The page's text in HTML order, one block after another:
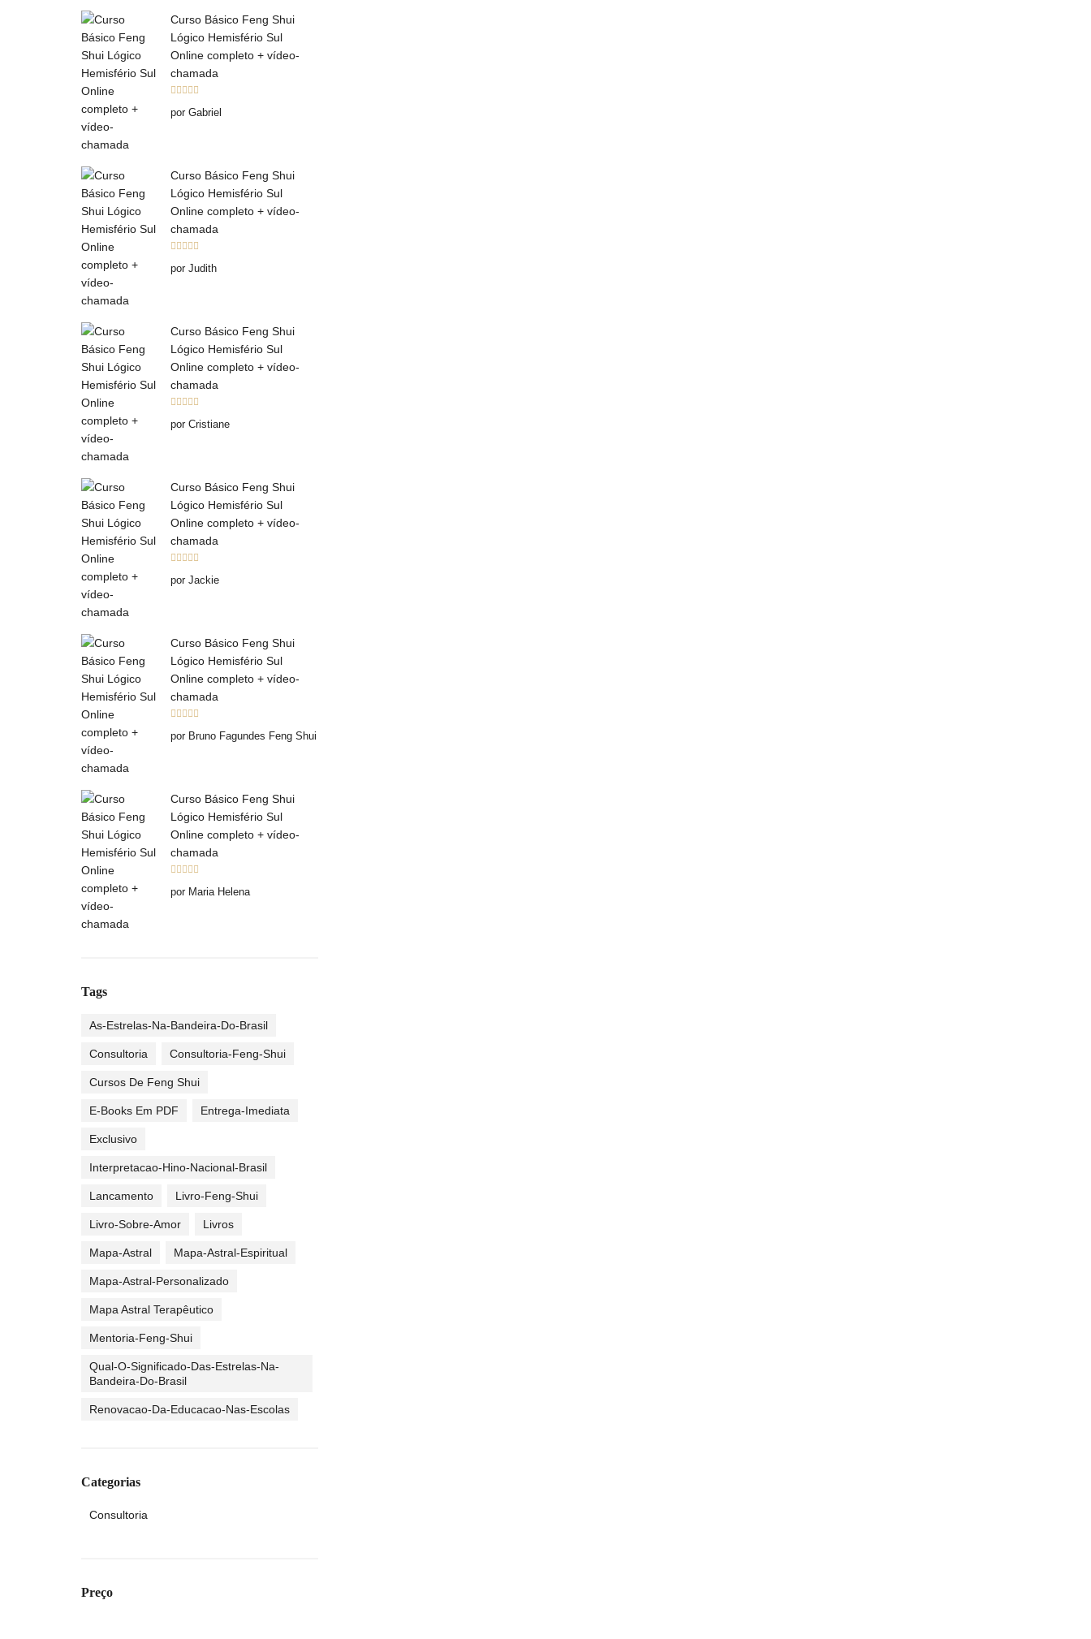
Curso Básico Feng Shui
Lógico Hemisfério Sul
Online completo + vídeo-
chamada
de 5
por Gabriel
Curso Básico Feng Shui
Lógico Hemisfério Sul
Online completo + vídeo-
chamada
de 5
por Judith
Curso Básico Feng Shui
Lógico Hemisfério Sul
Online completo + vídeo-
chamada
de 5
por Cristiane
Curso Básico Feng Shui
Lógico Hemisfério Sul
Online completo + vídeo-
chamada
de 5
por Jackie
Curso Básico Feng Shui
Lógico Hemisfério Sul
Online completo + vídeo-
chamada
de 5
por Bruno Fagundes Feng Shui
Curso Básico Feng Shui
Lógico Hemisfério Sul
Online completo + vídeo-
chamada
de 5
por Maria Helena
Tags
As-Estrelas-Na-Bandeira-Do-Brasil
Consultoria Consultoria-Feng-Shui
Cursos De Feng Shui
E-Books Em PDF Entrega-Imediata
Exclusivo
Interpretacao-Hino-Nacional-Brasil
Lancamento Livro-Feng-Shui
Livro-Sobre-Amor Livros
Mapa-Astral Mapa-Astral-Espiritual
Mapa-Astral-Personalizado
Mapa Astral Terapêutico
Mentoria-Feng-Shui
Qual-O-Significado-Das-Estrelas-Na-
Bandeira-Do-Brasil
Renovacao-Da-Educacao-Nas-Escolas
Categorias
Consultoria
Preço